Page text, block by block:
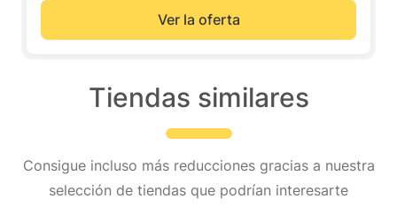
Ver la oferta
Tiendas similares
Consigue incluso más reducciones gracias a nuestra
selección de tiendas que podrían interesarte